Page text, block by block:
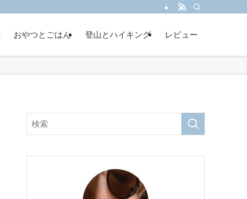
おやつとごはん 登山とハイキング レビュー